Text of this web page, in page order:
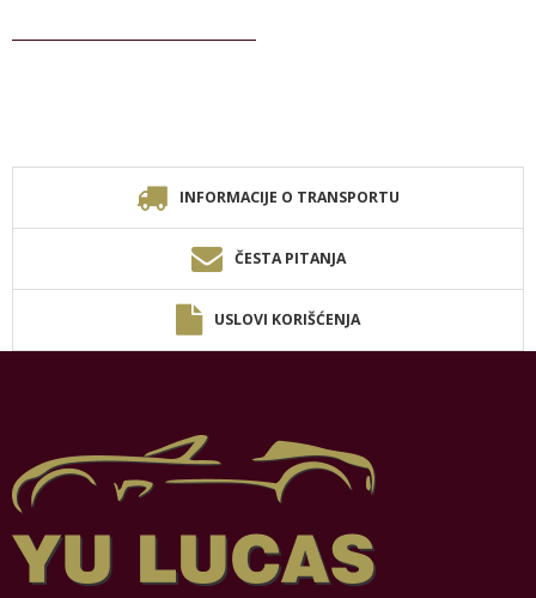
INFORMACIJE O TRANSPORTU
ČESTA PITANJA
USLOVI KORIŠĆENJA